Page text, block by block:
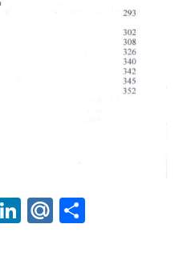
LinkedIn
Mail.Ru